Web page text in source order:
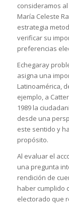
consideramos
María Celeste
estrategia
verificar su
preferencias
Echegaray
asigna una
Latinoamérica,
ejemplo, a
1989 la
desde una
este sentido y
propósito.
Al evaluar el
una pregunta
rendición de
haber cumplido
electorado que